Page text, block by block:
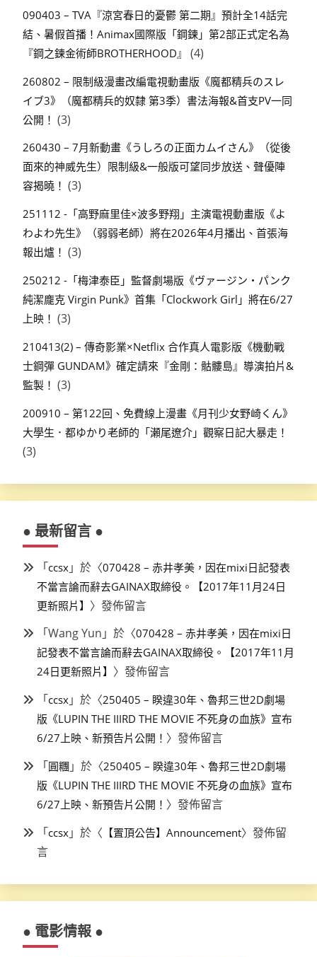
090403 – TVA『涼宮春日的憂鬱 第二期』預計全14話完
結、暑假首播！Animax國際版「鋼鍊」第2部正式定名為
『鋼之鍊金術師BROTHERHOOD』
(4)
260802 – 限制級漫畫改編電視動畫版《魔都精兵のスレ
イブ3》（魔都精兵的奴隸 第3季）書法海報&首支PV一同
公開！ (3)
260430 – 7月新動畫《うしろの正面カムイさん》（從後
面來的神威先生）限制級&一般版可望同步放送、聲優陣
容揭曉！ (3)
251112 -「高野麻里佳×波多野翔」主演電視動畫版《よ
わよわ先生》（弱弱老師）將在2026年4月播出、首張海
報出爐！ (3)
250212 -「梅津泰臣」監督劇場版《ヴァージン・パンク
純潔龐克 Virgin Punk》首集「Clockwork Girl」將在6/27
上映！ (3)
210413(2) – 傳奇影業×Netflix 合作真人電影版《機動戰
士鋼彈 GUNDAM》確定請來『金剛：骷髏島』導演拍片&
監製！ (3)
200910 – 第122回、免費線上漫畫《月刊少女野崎くん》
大學生．都ゆかり老師的「瀬尾遼介」觀察日記大暴走！
(3)
● 最新留言 ●
「ccsx 」於〈070428 – 赤井孝美，因在mixi日記發表
不當言論而辭去GAINAX取締役。【2017年11月24日
更新照片】 〉發佈留言
「Wang Yun 」於〈070428 – 赤井孝美，因在mixi日
記發表不當言論而辭去GAINAX取締役。【2017年11月
24日更新照片】 〉發佈留言
「ccsx 」於〈250405 – 睽違30年、魯邦三世2D劇場
版《LUPIN THE IIIRD THE MOVIE 不死身の血族》宣布
6/27上映、新預告片公開！ 〉發佈留言
「圓糰 」於〈250405 – 睽違30年、魯邦三世2D劇場
版《LUPIN THE IIIRD THE MOVIE 不死身の血族》宣布
6/27上映、新預告片公開！ 〉發佈留言
「ccsx 」於〈 【置頂公告】Announcement〉發佈留
言
● 電影情報 ●